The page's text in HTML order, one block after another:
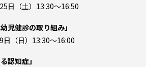
日（土）13:30～16:50
児健診の取り組み」
（日）13:30～16:00
認知症」